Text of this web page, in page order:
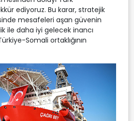
ediyoruz. Bu karar, stratejik
mesafeleri aşan güvenin
ile daha iyi gelecek inancı
Somali ortaklığının